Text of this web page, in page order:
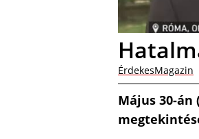
ÉrdekesMagazin
Május 30-